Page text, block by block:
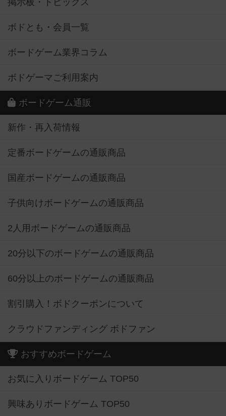
掲示板・トピックス
ボドとも・会員一覧
ボードゲーム業界コラム
ボドゲーマご利用案内
ボードゲーム通販
新作・再入荷情報
定番ボードゲームの通販商品
国産ボードゲームの通販商品
子供向けボードゲームの通販商品
2人用ボードゲームの通販商品
20分以下のボードゲームの通販商品
60分以上のボードゲームの通販商品
割引購入！ボドクーポンについて
クラウドファンディング ボドファン
おすすめボードゲーム
お気に入りボードゲーム TOP50
興味ありボードゲーム TOP50